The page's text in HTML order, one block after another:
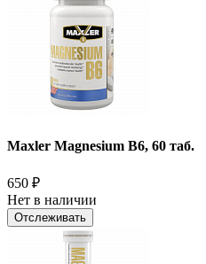
Maxler Magnesium B6, 60 таб.
650 ₽
Нет в наличии
Отслеживать